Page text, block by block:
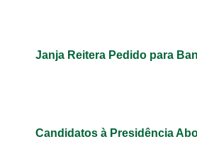
Janja Reitera Pedido para
Candidatos à Presidência